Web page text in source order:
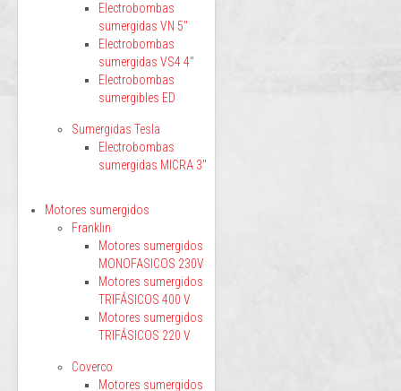
Electrobombas
sumergidas VN 5"
Electrobombas
sumergidas VS4 4"
Electrobombas
sumergibles ED
Sumergidas Tesla
Electrobombas
sumergidas MICRA 3"
Motores sumergidos
Franklin
Motores sumergidos
MONOFASICOS 230V
Motores sumergidos
TRIFÁSICOS 400 V
Motores sumergidos
TRIFÁSICOS 220 V
Coverco
Motores sumergidos